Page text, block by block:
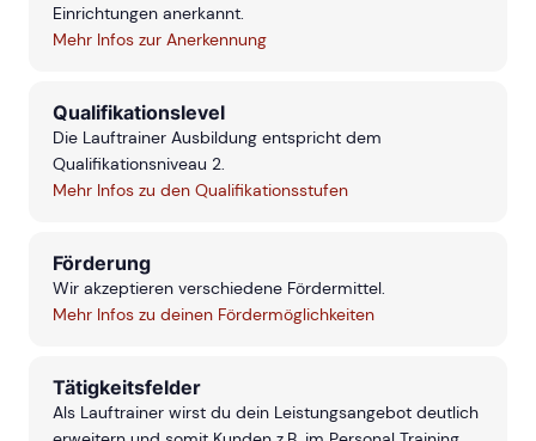
Einrichtungen anerkannt.
Mehr Infos zur Anerkennung
Qualifikationslevel
Die Lauftrainer Ausbildung entspricht dem
Qualifikationsniveau 2.
Mehr Infos zu den Qualifikationsstufen
Förderung
Wir akzeptieren verschiedene Fördermittel.
Mehr Infos zu deinen Fördermöglichkeiten
Tätigkeitsfelder
Als Lauftrainer wirst du dein Leistungsangebot deutlich